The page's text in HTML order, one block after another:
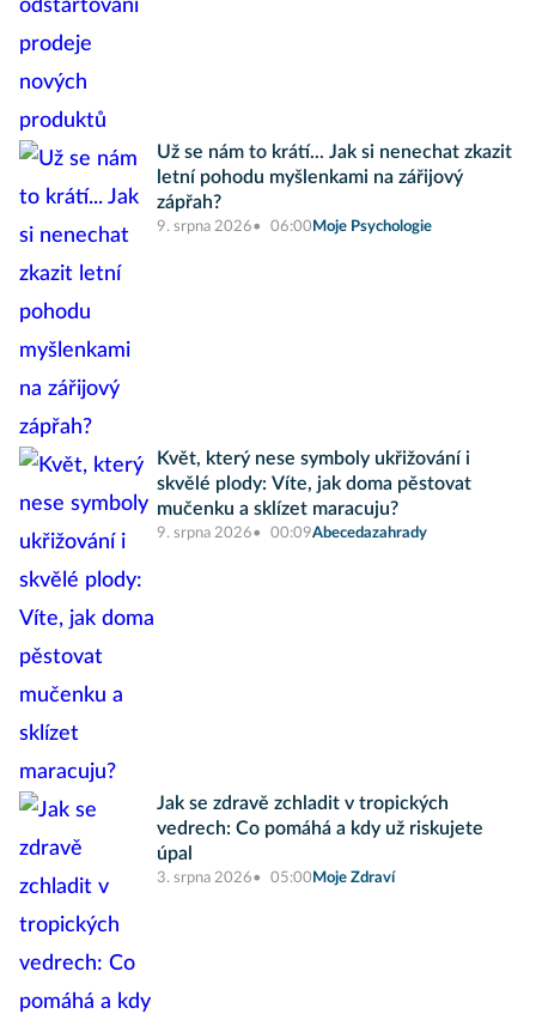
Už se nám to krátí... Jak si nenechat zkazit
letní pohodu myšlenkami na zářijový
zápřah?
9. srpna 2026 06:00 Moje Psychologie
Květ, který nese symboly ukřižování i
skvělé plody: Víte, jak doma pěstovat
mučenku a sklízet maracuju?
9. srpna 2026 00:09Abecedazahrady
Jak se zdravě zchladit v tropických
vedrech: Co pomáhá a kdy už riskujete
úpal
3. srpna 2026 05:00 Moje Zdraví